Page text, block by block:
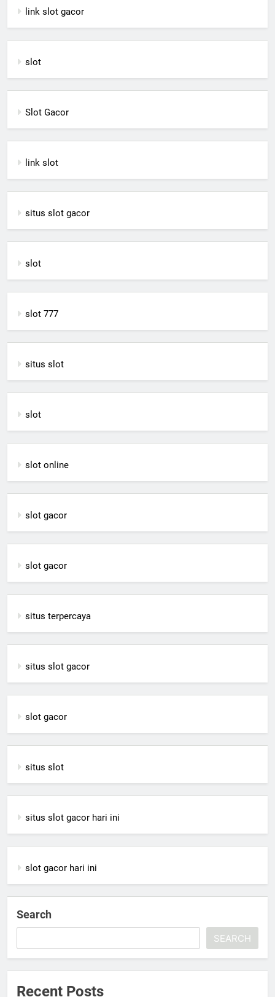
link slot gacor
slot
Slot Gacor
link slot
situs slot gacor
slot
slot 777
situs slot
slot
slot online
slot gacor
slot gacor
situs terpercaya
situs slot gacor
slot gacor
situs slot
situs slot gacor hari ini
slot gacor hari ini
Search
SEARCH
Recent Posts